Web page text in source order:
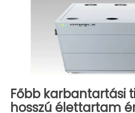
Főbb karbantartási
hosszú élettartam